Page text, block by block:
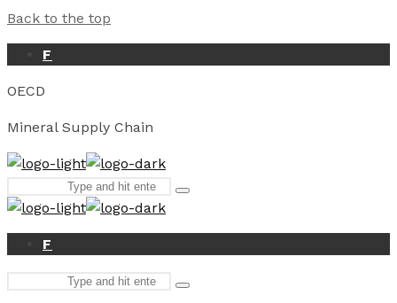
Back to the top
F
OECD
Mineral Supply Chain
for:
Type
enter
F
Type